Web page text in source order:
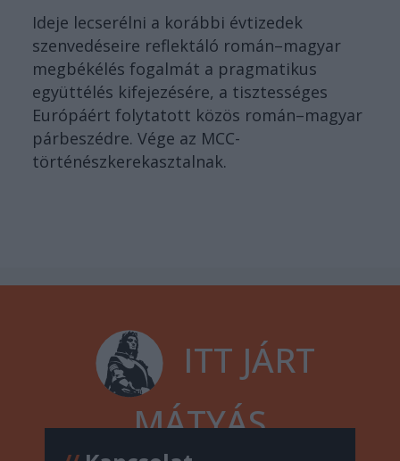
Ideje lecserélni a korábbi évtizedek
szenvedéseire reflektáló román–magyar
megbékélés fogalmát a pragmatikus
együttélés kifejezésére, a tisztességes
Európáért folytatott közös román–magyar
párbeszédre. Vége az MCC-
történészkerekasztalnak.
ITT JÁRT
MÁTYÁS